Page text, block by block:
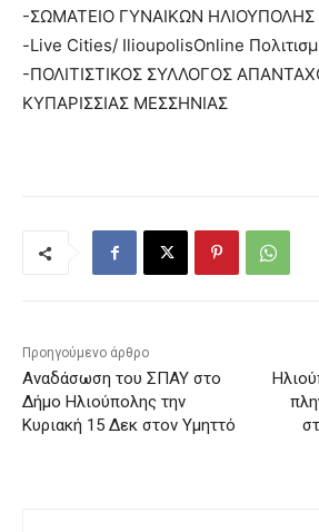
-ΣΩΜΑΤΕΙΟ ΓΥΝΑΙΚΩΝ
-Live Cities/ IlioupolisOnline
-ΠΟΛΙΤΙΣΤΙΚΟΣ ΣΥΛΛΟΓΟΣ
ΚΥΠΑΡΙΣΣΙΑΣ ΜΕΣΣΗΝΙΑΣ
Προηγούμενο άρθρο
Αναδάσωση του ΣΠΑΥ στο
Δήμο Ηλιούπολης την
Κυριακή 15 Δεκ στον Υμηττό